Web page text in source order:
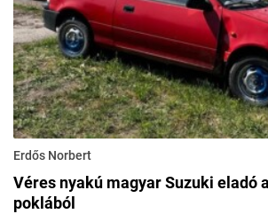
Erdős Norbert
Véres nyakú magyar Suzuki eladó
poklából